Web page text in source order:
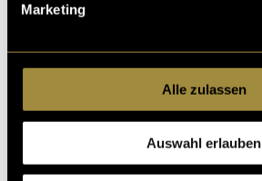
Marketing
Alle zulassen
Auswahl erlauben